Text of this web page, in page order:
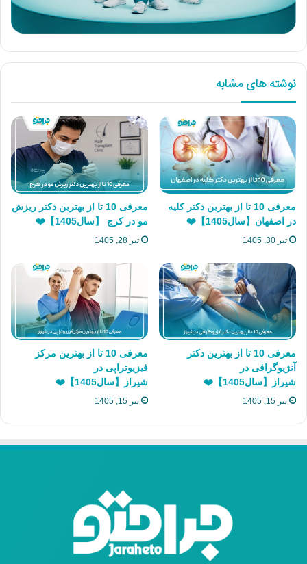
نوشته های مشابه
معرفی 10 تا از بهترین دکتر کلیه
در اصفهان【سال1405】❤️
تیر 30, 1405
معرفی 10 تا از بهترین دکتر ریزش
مو در کرج 【سال1405】❤️
تیر 28, 1405
معرفی 10 تا از بهترین دکتر
آنژیوگرافی در
شیراز【سال1405】❤️
تیر 15, 1405
معرفی 10 تا از بهترین مرکز
فیزیوتراپی در
شیراز【سال1405】❤️
تیر 15, 1405